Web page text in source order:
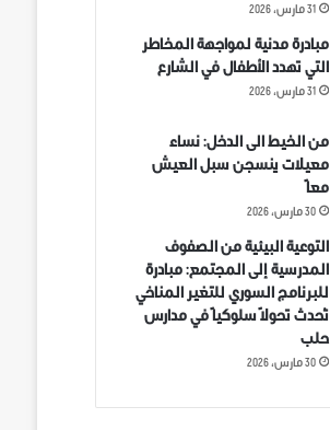
31 مارس، 2026
مبادرة مدنية لمواجهة المخاطر
التي تهدد الأطفال في الشارع
31 مارس، 2026
من الخيط الى الدخل: نساء
معيلات ينسجن سبل العيش
معاً
30 مارس، 2026
التوعية البيئية من الصفوف
المدرسية إلى المجتمع: مبادرة
للبرنامج السوري للتغير المناخي
تُحدث تحولاً سلوكياً في مدارس
حلب
30 مارس، 2026